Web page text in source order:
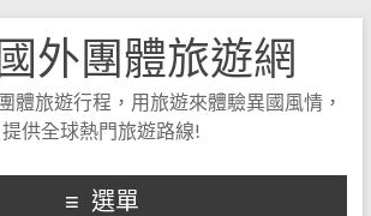
外團體旅遊網
體旅遊行程，用旅遊來體驗異國風情，
提供全球熱門旅遊路線!
選單